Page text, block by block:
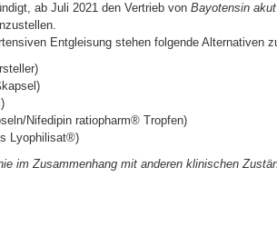
ab Juli 2021 den Vertrieb von Bayotensin
Entgleisung stehen folgende Alternativen
Nifedipin ratiopharm® Tropfen)
Lyophilisat®)
im Zusammenhang mit anderen klinischen